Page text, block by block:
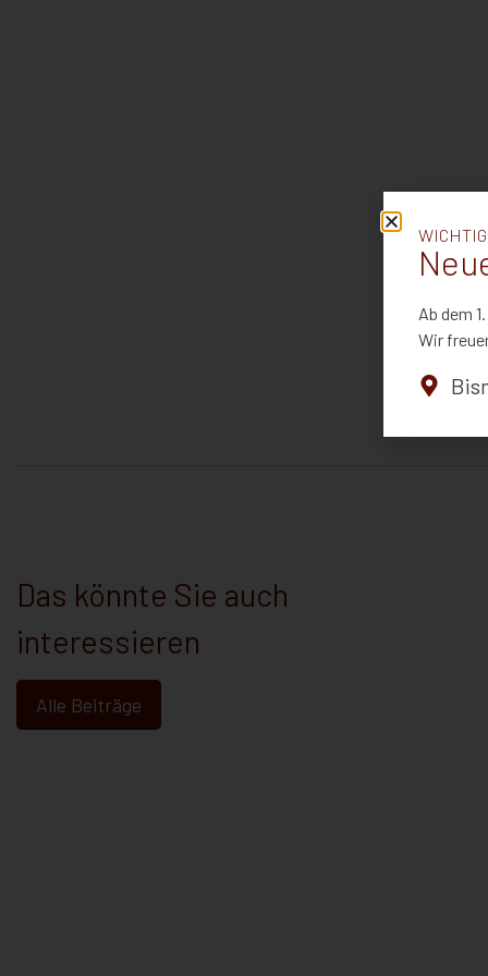
Das könnte Sie auch
interessieren
Alle Beiträge
Ab dem
Wir